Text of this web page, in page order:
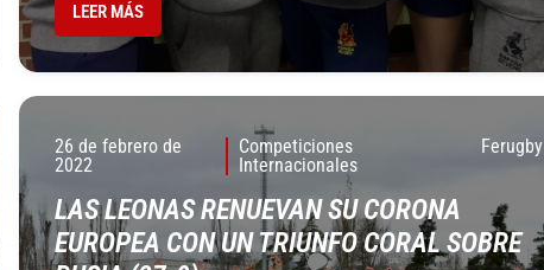
LEER MÁS
26 de febrero de
2022
Competiciones
Internacionales
Ferugby
LAS LEONAS RENUEVAN SU CORONA
EUROPEA CON UN TRIUNFO CORAL SOBRE